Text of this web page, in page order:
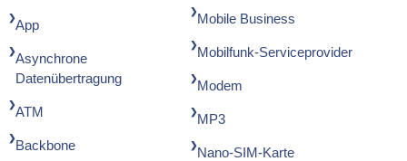
App
Asynchrone
Datenübertragung
ATM
Backbone
Mobile Business
Mobilfunk-Serviceprovider
Modem
MP3
Nano-SIM-Karte